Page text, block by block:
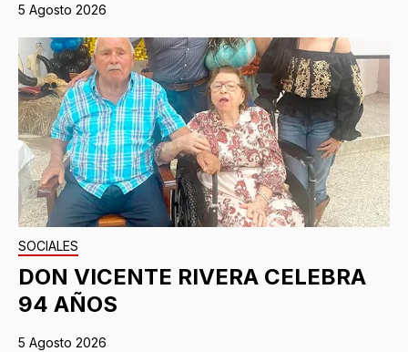
5 Agosto 2026
SOCIALES
DON VICENTE RIVERA CELEBRA
94 AÑOS
5 Agosto 2026